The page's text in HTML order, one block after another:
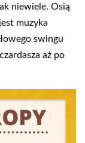
niewiele. Osią
muzyka
swingu
aż po